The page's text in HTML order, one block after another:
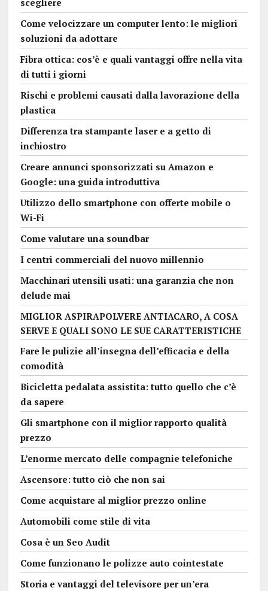
scegliere
Come velocizzare un computer lento: le migliori
soluzioni da adottare
Fibra ottica: cos’è e quali vantaggi offre nella vita
di tutti i giorni
Rischi e problemi causati dalla lavorazione della
plastica
Differenza tra stampante laser e a getto di
inchiostro
Creare annunci sponsorizzati su Amazon e
Google: una guida introduttiva
Utilizzo dello smartphone con offerte mobile o
Wi-Fi
Come valutare una soundbar
I centri commerciali del nuovo millennio
Macchinari utensili usati: una garanzia che non
delude mai
MIGLIOR ASPIRAPOLVERE ANTIACARO, A COSA
SERVE E QUALI SONO LE SUE CARATTERISTICHE
Fare le pulizie all’insegna dell’efficacia e della
comodità
Bicicletta pedalata assistita: tutto quello che c’è
da sapere
Gli smartphone con il miglior rapporto qualità
prezzo
L’enorme mercato delle compagnie telefoniche
Ascensore: tutto ciò che non sai
Come acquistare al miglior prezzo online
Automobili come stile di vita
Cosa è un Seo Audit
Come funzionano le polizze auto cointestate
Storia e vantaggi del televisore per un’era